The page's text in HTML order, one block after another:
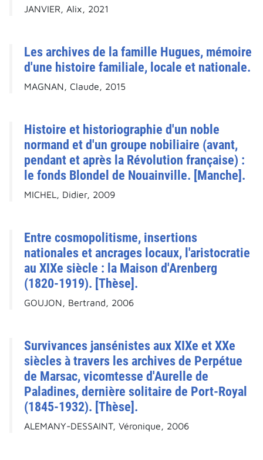
JANVIER, Alix, 2021
Les archives de la famille Hugues, mémoire
d'une histoire familiale, locale et nationale.
MAGNAN, Claude, 2015
Histoire et historiographie d'un noble
normand et d'un groupe nobiliaire (avant,
pendant et après la Révolution française) :
le fonds Blondel de Nouainville. [Manche].
MICHEL, Didier, 2009
Entre cosmopolitisme, insertions
nationales et ancrages locaux, l'aristocratie
au XIXe siècle : la Maison d'Arenberg
(1820-1919). [Thèse].
GOUJON, Bertrand, 2006
Survivances jansénistes aux XIXe et XXe
siècles à travers les archives de Perpétue
de Marsac, vicomtesse d'Aurelle de
Paladines, dernière solitaire de Port-Royal
(1845-1932). [Thèse].
ALEMANY-DESSAINT, Véronique, 2006